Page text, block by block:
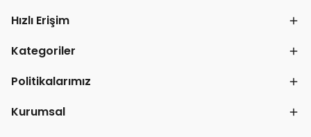
Hızlı Erişim
Kategoriler
Politikalarımız
Kurumsal